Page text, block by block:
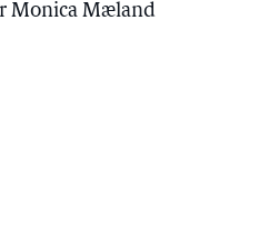
Monica Mæland